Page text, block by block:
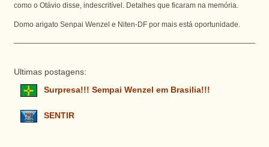
como o Otávio disse, indescritível. Detalhes que ficaram na memória.
Domo arigato Senpai Wenzel e Niten-DF por mais está oportunidade.
Ultimas postagens:
Surpresa!!! Sempai Wenzel em Brasilia!!!
SENTIR